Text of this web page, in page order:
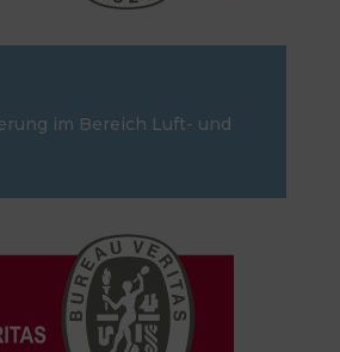
im Bereich Luft- und